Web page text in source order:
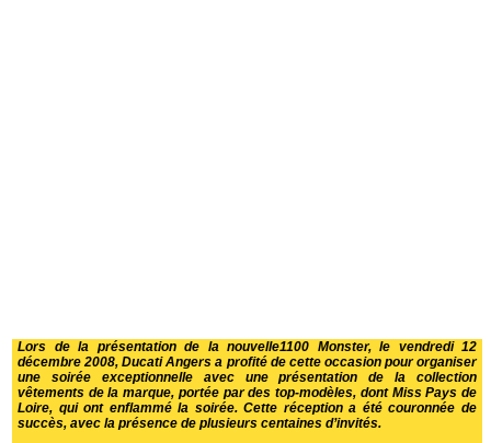
Lors de la présentation de la nouvelle1100 Monster, le vendredi 12
décembre 2008, Ducati Angers a profité de cette occasion pour organiser
une soirée exceptionnelle avec une présentation de la collection
vêtements de la marque, portée par des top-modèles, dont Miss Pays de
Loire, qui ont enflammé la soirée. Cette réception a été couronnée de
succès, avec la présence de plusieurs centaines d’invités.